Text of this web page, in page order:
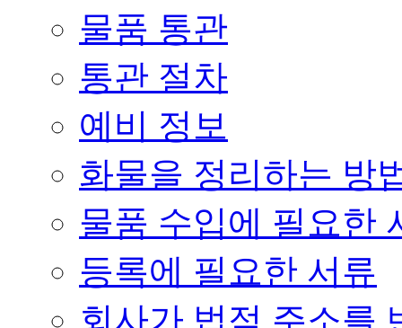
물품 통관
통관 절차
예비 정보
화물을 정리하는 방
물품 수입에 필요한
등록에 필요한 서류
회사가 법적 주소를